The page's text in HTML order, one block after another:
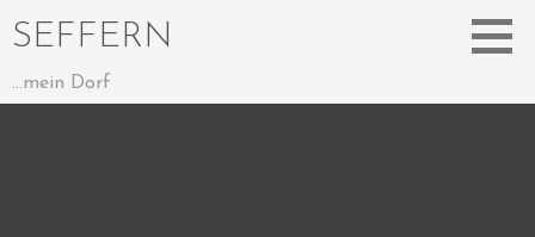
Inhalt
springen
SEFFERN
...mein Dorf